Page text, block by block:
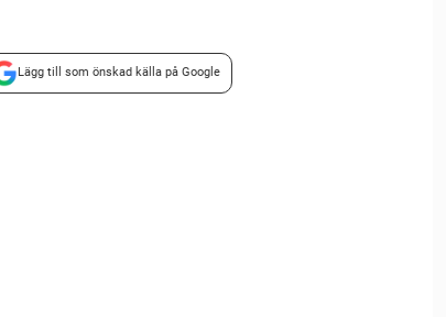
Lägg till som önskad källa på Google